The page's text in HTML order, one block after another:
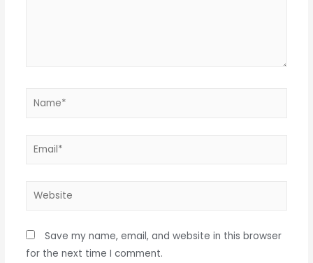
Name*
Email*
Website
Save my name, email, and website in this browser
for the next time I comment.